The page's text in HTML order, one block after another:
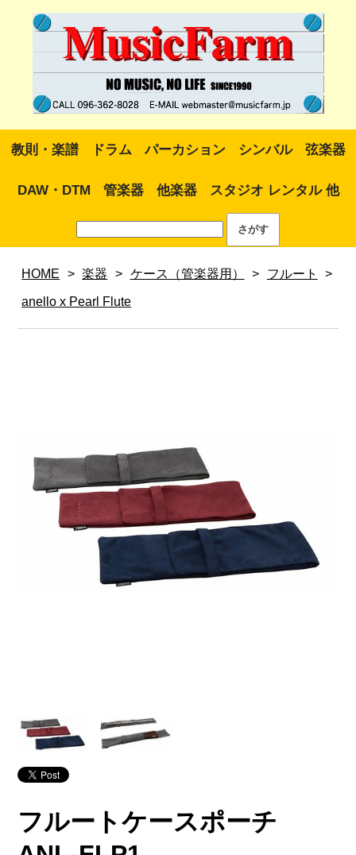
教則・楽譜 ドラム パーカション シンバル 弦楽器
DAW・DTM 管楽器 他楽器 スタジオ レンタル 他
HOME > 楽器 > ケース（管楽器用） > フルート >
anello x Pearl Flute
フルートケースポーチ